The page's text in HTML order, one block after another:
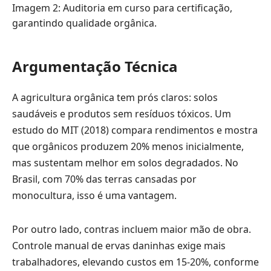
Imagem 2: Auditoria em curso para certificação,
garantindo qualidade orgânica.
Argumentação Técnica
A agricultura orgânica tem prós claros: solos
saudáveis e produtos sem resíduos tóxicos. Um
estudo do MIT (2018) compara rendimentos e mostra
que orgânicos produzem 20% menos inicialmente,
mas sustentam melhor em solos degradados. No
Brasil, com 70% das terras cansadas por
monocultura, isso é uma vantagem.
Por outro lado, contras incluem maior mão de obra.
Controle manual de ervas daninhas exige mais
trabalhadores, elevando custos em 15-20%, conforme